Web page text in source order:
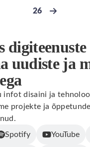
Go to page
26
Next page
digiteenuste
uudiste ja
infot disaini ja
projekte ja
Spotify YouTube